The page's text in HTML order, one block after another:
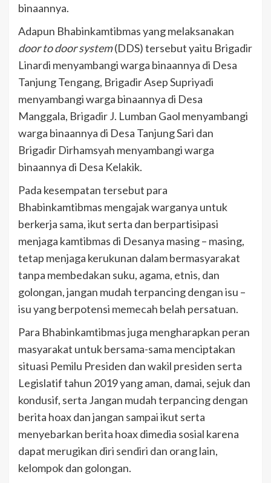
binaannya.
Adapun Bhabinkamtibmas yang melaksanakan
door to door system(DDS) tersebut yaitu Brigadir
Linardi menyambangi warga binaannya di Desa
Tanjung Tengang, Brigadir Asep Supriyadi
menyambangi warga binaannya di Desa
Manggala, Brigadir J. Lumban Gaol menyambangi
warga binaannya di Desa Tanjung Sari dan
Brigadir Dirhamsyah menyambangi warga
binaannya di Desa Kelakik.
Pada kesempatan tersebut para
Bhabinkamtibmas mengajak warganya untuk
berkerja sama, ikut serta dan berpartisipasi
menjaga kamtibmas di Desanya masing – masing,
tetap menjaga kerukunan dalam bermasyarakat
tanpa membedakan suku, agama, etnis, dan
golongan, jangan mudah terpancing dengan isu –
isu yang berpotensi memecah belah persatuan.
Para Bhabinkamtibmas juga mengharapkan peran
masyarakat untuk bersama-sama menciptakan
situasi Pemilu Presiden dan wakil presiden serta
Legislatif tahun 2019 yang aman, damai, sejuk dan
kondusif, serta Jangan mudah terpancing dengan
berita hoax dan jangan sampai ikut serta
menyebarkan berita hoax dimedia sosial karena
dapat merugikan diri sendiri dan orang lain,
kelompok dan golongan.